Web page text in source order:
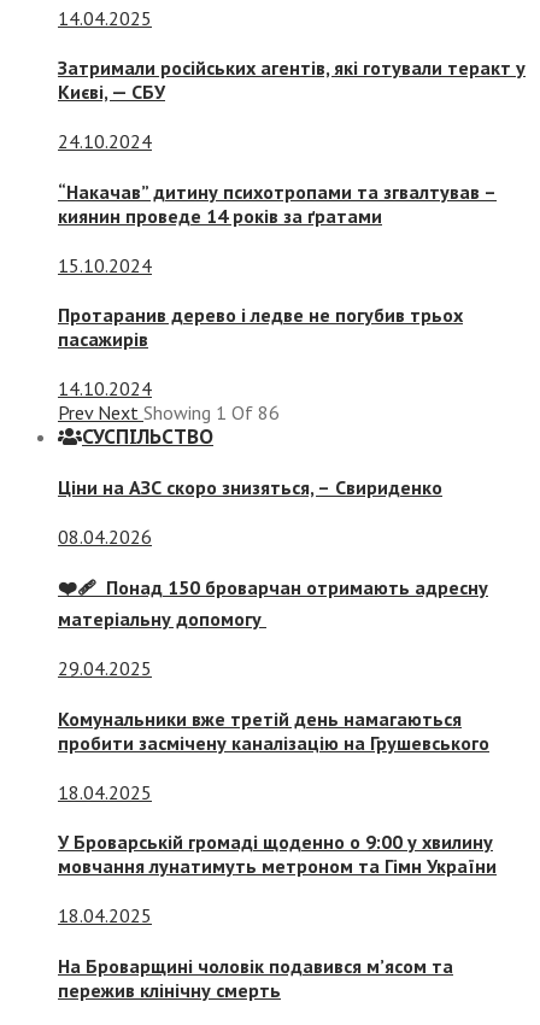
14.04.2025
Затримали російських агентів, які готували теракт у
Києві, — СБУ
24.10.2024
“Накачав” дитину психотропами та згвалтував –
киянин проведе 14 років за ґратами
15.10.2024
Протаранив дерево і ледве не погубив трьох
пасажирів
14.10.2024
Prev Next Showing 1 Of 86
СУСПIЛЬСТВО
Ціни на АЗС скоро знизяться, – Свириденко
08.04.2026
❤️‍🩹 Понад 150 броварчан отримають адресну
матеріальну допомогу
29.04.2025
Комунальники вже третій день намагаються
пробити засмічену каналізацію на Грушевського
18.04.2025
У Броварській громаді щоденно о 9:00 у хвилину
мовчання лунатимуть метроном та Гімн України
18.04.2025
На Броварщині чоловік подавився м’ясом та
пережив клінічну смерть